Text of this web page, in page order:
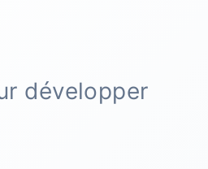
développer